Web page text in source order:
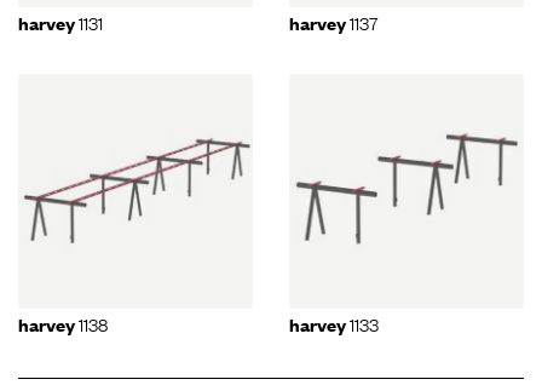
harvey1131 harvey1137
harvey1138 harvey1133